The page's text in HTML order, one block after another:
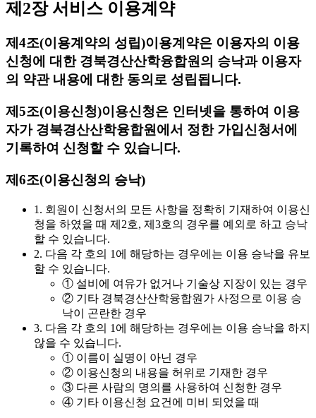
제2장 서비스 이용계약
제4조(이용계약의 성립)이용계약은 이용자의 이용
신청에 대한 경북경산산학융합원의 승낙과 이용자
의 약관 내용에 대한 동의로 성립됩니다.
제5조(이용신청)이용신청은 인터넷을 통하여 이용
자가 경북경산산학융합원에서 정한 가입신청서에
기록하여 신청할 수 있습니다.
제6조(이용신청의 승낙)
1. 회원이 신청서의 모든 사항을 정확히 기재하여 이용신
청을 하였을 때 제2호, 제3호의 경우를 예외로 하고 승낙
할 수 있습니다.
2. 다음 각 호의 1에 해당하는 경우에는 이용 승낙을 유보
할 수 있습니다.
① 설비에 여유가 없거나 기술상 지장이 있는 경우
② 기타 경북경산산학융합원가 사정으로 이용 승
낙이 곤란한 경우
3. 다음 각 호의 1에 해당하는 경우에는 이용 승낙을 하지
않을 수 있습니다.
① 이름이 실명이 아닌 경우
② 이용신청의 내용을 허위로 기재한 경우
③ 다른 사람의 명의를 사용하여 신청한 경우
④ 기타 이용신청 요건에 미비 되었을 때